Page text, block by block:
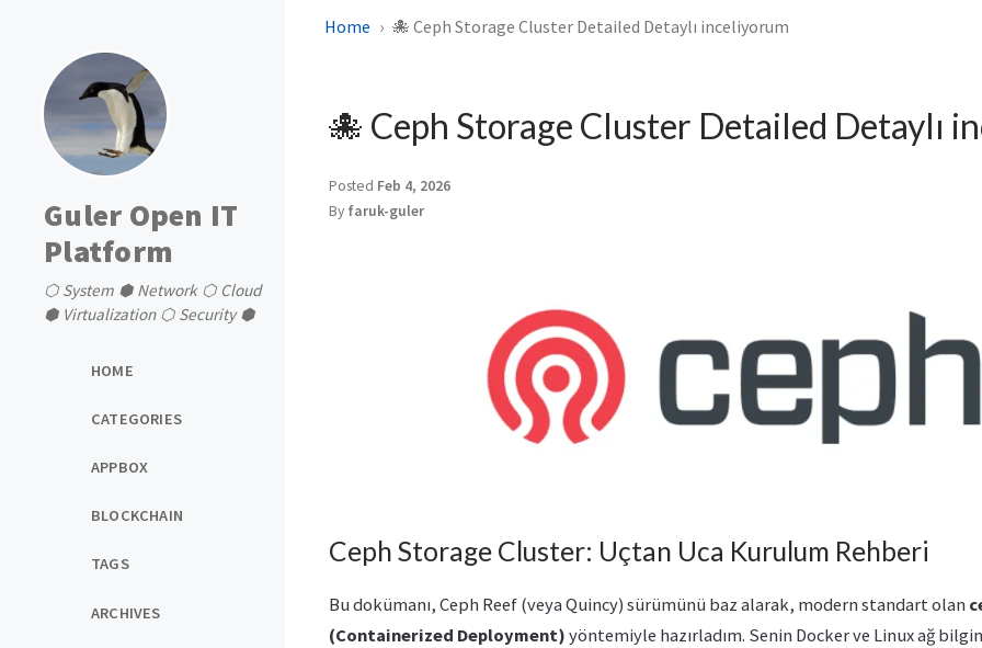
Guler Open IT
Platform
⬡ System ⬢ Network ⬡ Cloud
⬢ Virtualization ⬡ Security ⬢
HOME
CATEGORIES
APPBOX
BLOCKCHAIN
TAGS
ARCHIVES
Home 🐙 Ceph Storage Cluster Detailed Detaylı inceliyorum
🐙 Ceph Storage Cluster Detailed Detaylı
Posted Feb 4, 2026
By faruk-guler
Ceph Storage Cluster: Uçtan Uca Kurulum Rehberi
Bu dokümanı, Ceph Reef (veya Quincy) sürümünü baz alarak, modern standart olan
(Containerized Deployment) yöntemiyle hazırladım. Senin Docker ve Linux ağ